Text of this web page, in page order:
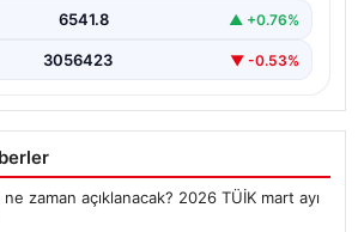
6541.8 ▲ +0.76%
3056423 ▼ -0.53%
zaman açıklanacak? 2026 TÜİK mart ayı